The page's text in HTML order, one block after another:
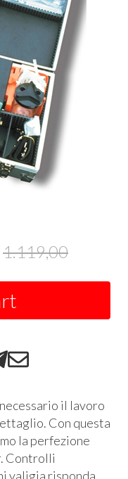
1.119,00
il lavoro
Con questa
la perfezione
Controlli
valigia risponda